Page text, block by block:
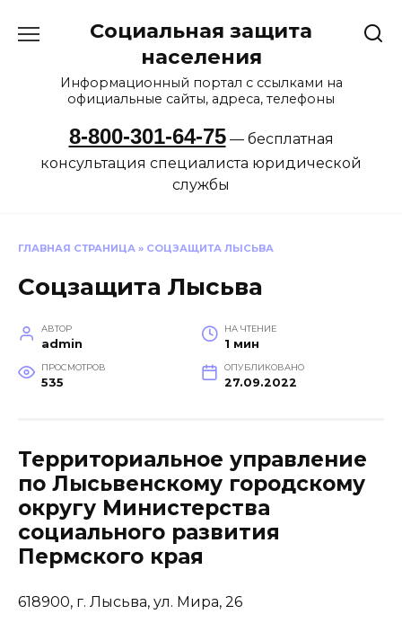
Социальная защита
населения
Информационный портал с ссылками на
официальные сайты, адреса, телефоны
8-800-301-64-75— бесплатная
консультация специалиста юридической
службы
ГЛАВНАЯ СТРАНИЦА » СОЦЗАЩИТА ЛЫСЬВА
Соцзащита Лысьва
АВТОР
admin
НА ЧТЕНИЕ
1 мин
ПРОСМОТРОВ
535
ОПУБЛИКОВАНО
27.09.2022
Территориальное управление
по Лысьвенскому городскому
округу Министерства
социального развития
Пермского края
618900, г. Лысьва, ул. Мира, 26